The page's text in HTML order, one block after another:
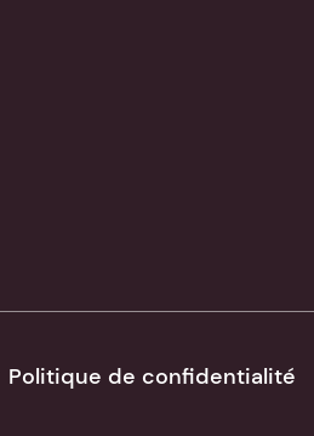
Politique de confidentialité